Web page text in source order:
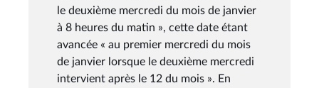
le deuxième mercredi du mois de janvier
à 8 heures du matin », cette date étant
avancée « au premier mercredi du mois
de janvier lorsque le deuxième mercredi
intervient après le 12 du mois ». En